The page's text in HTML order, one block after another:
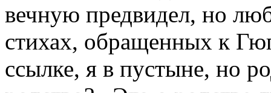
вечную предвидел, но
стихах, обращенных к
ссылке, я в пустыне, но